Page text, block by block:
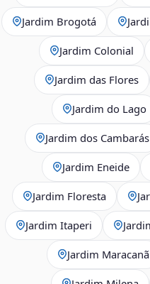
Jardim Brogotá
Jardim Colonial
Jardim das Flores
Jardim do Lago
Jardim dos Cambarás
Jardim Eneide
Jardim Floresta
Jardim Itaperi
Jardim Maracanã